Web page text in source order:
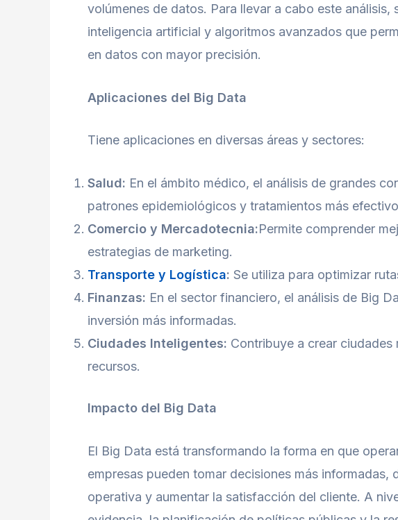
volúmenes de datos. Para llevar a cabo este
inteligencia artificial y algoritmos avanzados que
en datos con mayor precisión.
Aplicaciones del Big Data
Tiene aplicaciones en diversas áreas y sectores:
Salud: En el ámbito médico, el análisis de grandes
patrones epidemiológicos y tratamientos más
Comercio y Mercadotecnia:Permite comprender
estrategias de marketing.
Transporte y Logística: Se utiliza para optimizar
Finanzas: En el sector financiero, el análisis de Big
inversión más informadas.
Ciudades Inteligentes: Contribuye a crear
recursos.
Impacto del Big Data
El Big Data está transformando la forma en que
empresas pueden tomar decisiones más
operativa y aumentar la satisfacción del cliente. A